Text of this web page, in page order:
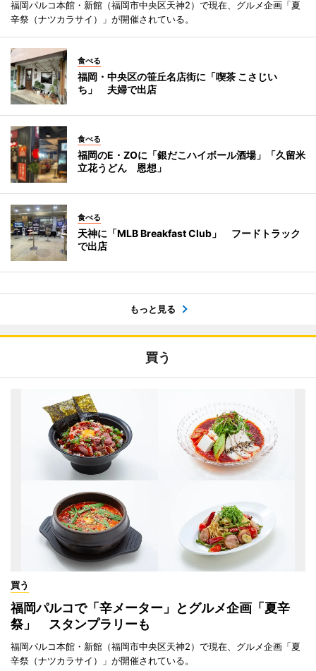
福岡パルコ本館・新館（福岡市中央区天神2）で現在、グルメ企画「夏
辛祭（ナツカラサイ）」が開催されている。
食べる
福岡・中央区の笹丘名店街に「喫茶 こさじい
ち」 夫婦で出店
食べる
福岡のE・ZOに「銀だこハイボール酒場」「久留米
立花うどん 恩想」
食べる
天神に「MLB Breakfast Club」 フードトラック
で出店
もっと見る
買う
買う
福岡パルコで「辛メーター」とグルメ企画「夏辛
祭」 スタンプラリーも
福岡パルコ本館・新館（福岡市中央区天神2）で現在、グルメ企画「夏
辛祭（ナツカラサイ）」が開催されている。